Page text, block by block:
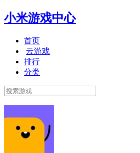
小米游戏中心
首页
云游戏
排行
分类